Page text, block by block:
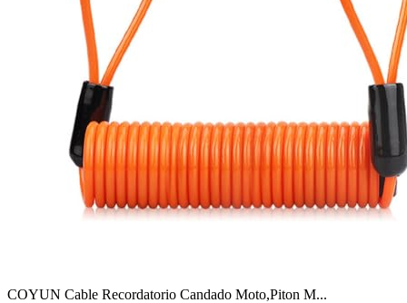
COYUN Cable Recordatorio Candado Moto,Piton M...